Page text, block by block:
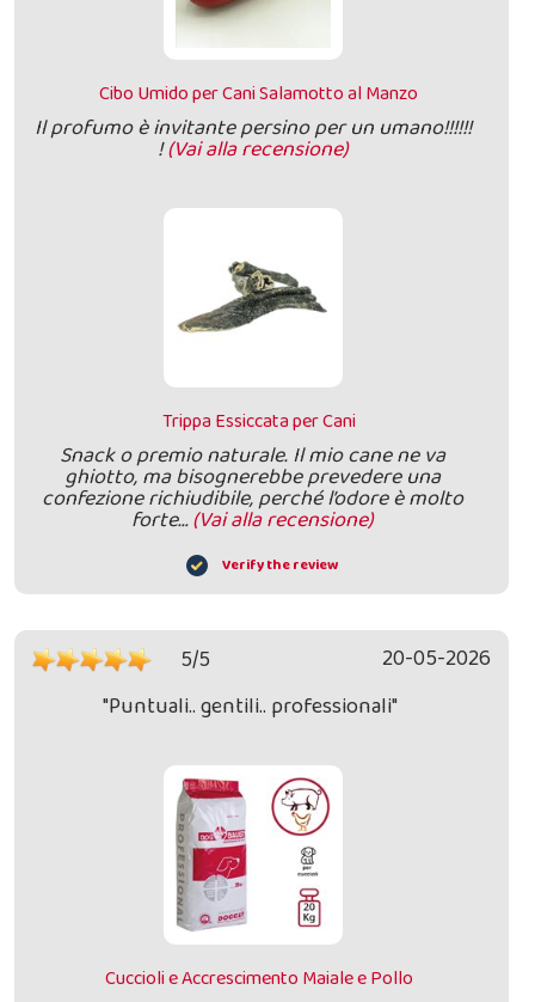
Cibo Umido per Cani Salamotto al Manzo
Il profumo è invitante persino per un umano!!!!!!
!(Vai alla recensione)
Trippa Essiccata per Cani
Snack o premio naturale. Il mio cane ne va
ghiotto, ma bisognerebbe prevedere una
confezione richiudibile, perché l’odore è molto
forte…(Vai alla recensione)
Verify the review
5/5
20-05-2026
"Puntuali.. gentili.. professionali"
Cuccioli e Accrescimento Maiale e Pollo